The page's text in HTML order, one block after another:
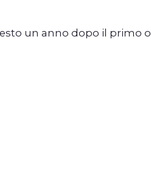
un anno dopo il primo